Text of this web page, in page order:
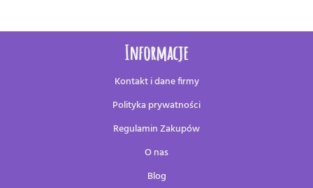
Informacje
Kontakt i dane firmy
Polityka prywatności
Regulamin Zakupów
O nas
Blog